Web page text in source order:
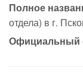
Полное
отдела) в г.
Официальный